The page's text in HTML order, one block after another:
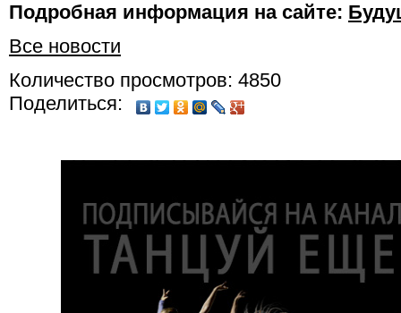
Подробная информация на сайте:
Все новости
Количество просмотров: 4850
Поделиться: